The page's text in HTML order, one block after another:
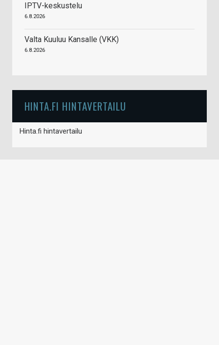
IPTV-keskustelu
6.8.2026
Valta Kuuluu Kansalle (VKK)
6.8.2026
HINTA.FI HINTAVERTAILU
Hinta.fi hintavertailu